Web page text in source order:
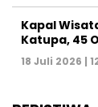
Kapal
Katupa, 45
18 Juli 2026 |